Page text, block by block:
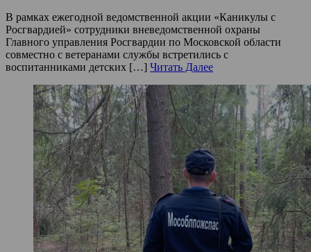
В рамках ежегодной ведомственной акции «Каникулы с
Росгвардией» сотрудники вневедомственной охраны
Главного управления Росгвардии по Московской области
совместно с ветеранами службы встретились с
воспитанниками детских […] Читать Далее